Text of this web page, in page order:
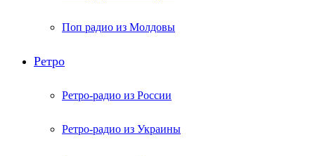
Поп радио из Молдовы
Ретро
Ретро-радио из России
Ретро-радио из Украины